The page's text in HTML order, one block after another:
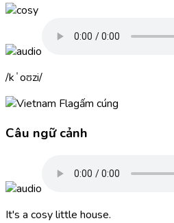
kˈoʊzi
ấm cúng
Câu ngữ cảnh
It's a cosylittle house.